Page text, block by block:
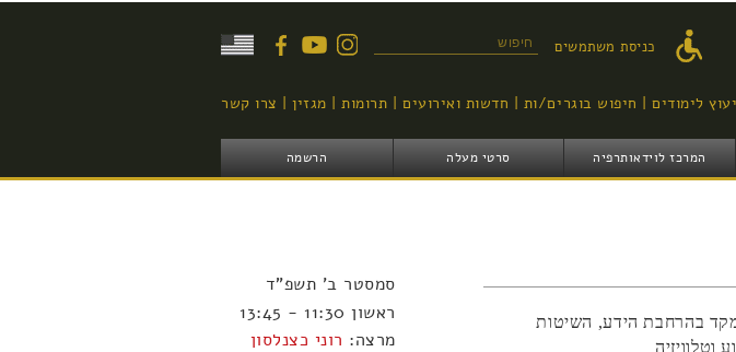
העיקרי
טופס חיפוש כניסת משתמשים
יעוץ לימודים חיפוש בוגרים/ות חדשות ואירועים תרומות מגזין צרו קשר
המרכז לוידאותרפיה סרטי מעלה הרשמה
בהרחבת הידע, השיטות
וטלוויזיה
סמסטר ב' תשפ"ד
ראשון 11:30 - 13:45
מרצה: רוני כצנלסון